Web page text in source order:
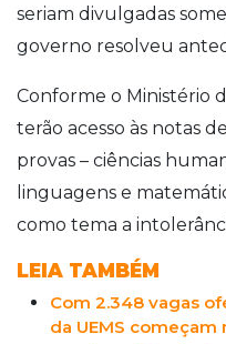
seriam divulgadas
governo resolveu
Conforme o Ministério
terão acesso às notas
provas – ciências
linguagens e
como tema a
LEIA TAMBÉM
Com 2.348 vagas
da UEMS começam